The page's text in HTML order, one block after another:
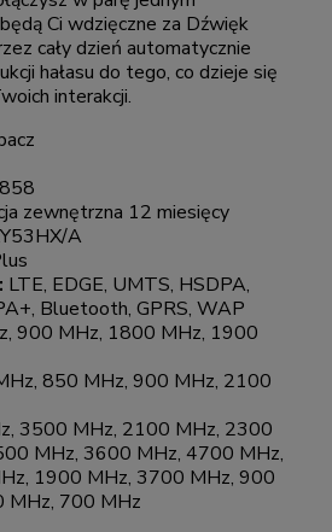
Ci wdzięczne za Dźwięk
cały dzień automatycznie
hałasu do tego, co dzieje się
interakcji.
zewnętrzna 12 miesięcy
A
LTE, EDGE, UMTS, HSDPA,
Bluetooth, GPRS, WAP
900 MHz, 1800 MHz, 1900
850 MHz, 900 MHz, 2100
3500 MHz, 2100 MHz, 2300
MHz, 3600 MHz, 4700 MHz,
1900 MHz, 3700 MHz, 900
MHz, 700 MHz